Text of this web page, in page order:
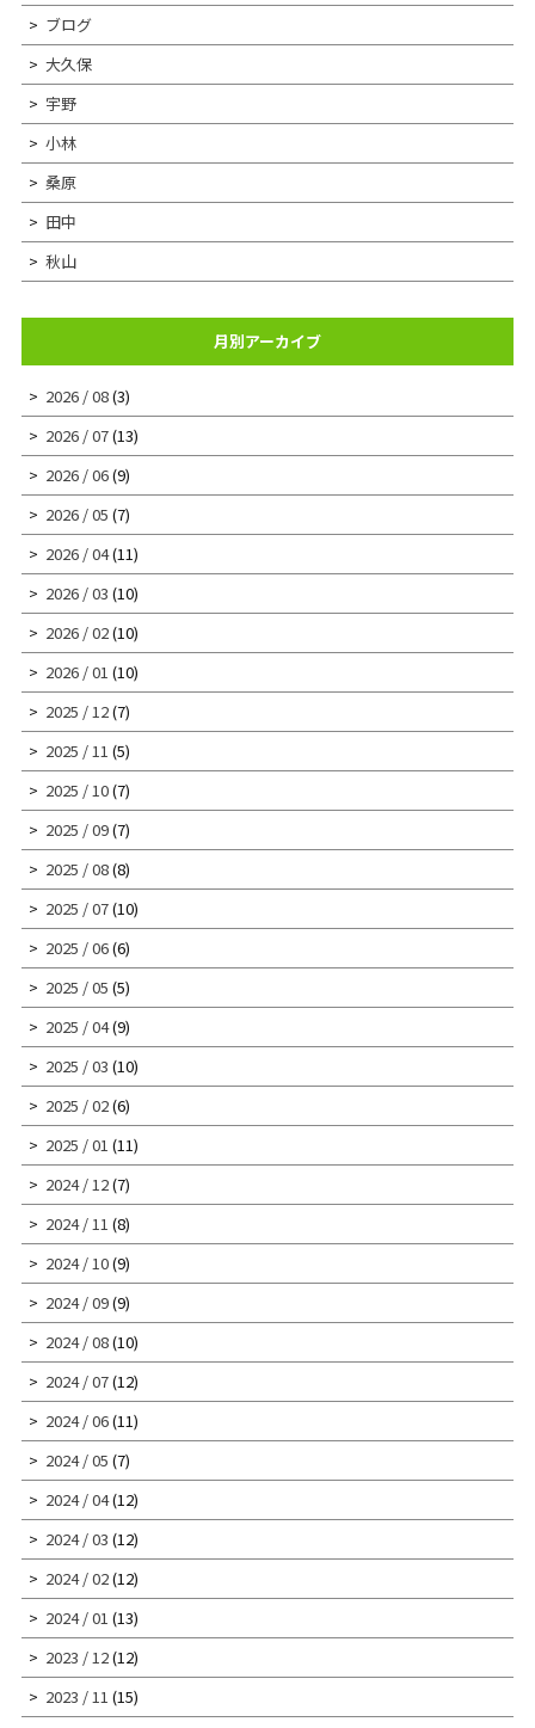
ブログ
大久保
宇野
小林
桑原
田中
秋山
月別アーカイブ
2026 / 08(3)
2026 / 07(13)
2026 / 06(9)
2026 / 05 (7)
2026 / 04(11)
2026 / 03 (10)
2026 / 02(10)
2026 / 01 (10)
2025 / 12(7)
2025 / 11 (5)
2025 / 10(7)
2025 / 09(7)
2025 / 08(8)
2025 / 07(10)
2025 / 06(6)
2025 / 05 (5)
2025 / 04(9)
2025 / 03 (10)
2025 / 02(6)
2025 / 01 (11)
2024 / 12(7)
2024 / 11 (8)
2024 / 10(9)
2024 / 09(9)
2024 / 08(10)
2024 / 07(12)
2024 / 06(11)
2024 / 05 (7)
2024 / 04(12)
2024 / 03 (12)
2024 / 02(12)
2024 / 01 (13)
2023 / 12(12)
2023 / 11 (15)